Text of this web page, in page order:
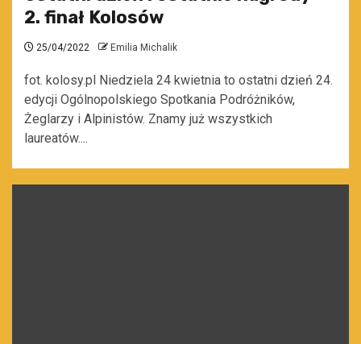
2. finał Kolosów
25/04/2022 Emilia Michalik
fot. kolosy.pl Niedziela 24 kwietnia to ostatni dzień 24.
edycji Ogólnopolskiego Spotkania Podróżników,
Żeglarzy i Alpinistów. Znamy już wszystkich
laureatów....